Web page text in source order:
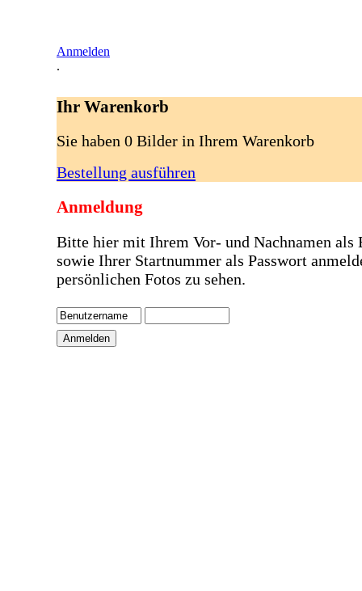
Anmelden
.
Ihr Warenkorb
Sie haben 0 Bilder in Ihrem Warenkorb
Bestellung ausführen
Anmeldung
Bitte hier mit Ihrem Vor- und Nachnamen als
sowie Ihrer Startnummer als Passwort
persönlichen Fotos zu sehen.